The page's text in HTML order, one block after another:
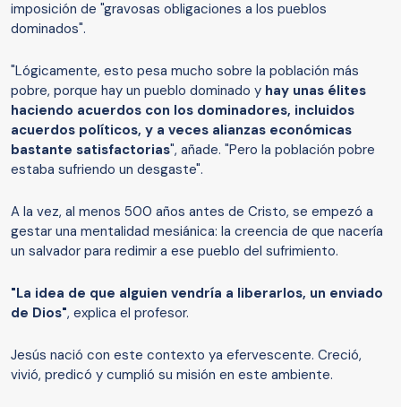
imposición de "gravosas obligaciones a los pueblos
dominados".
"Lógicamente, esto pesa mucho sobre la población más
pobre, porque hay un pueblo dominado y hay unas élites
haciendo acuerdos con los dominadores, incluidos
acuerdos políticos, y a veces alianzas económicas
bastante satisfactorias", añade. "Pero la población pobre
estaba sufriendo un desgaste".
A la vez, al menos 500 años antes de Cristo, se empezó a
gestar una mentalidad mesiánica: la creencia de que nacería
un salvador para redimir a ese pueblo del sufrimiento.
"La idea de que alguien vendría a liberarlos, un enviado
de Dios", explica el profesor.
Jesús nació con este contexto ya efervescente. Creció,
vivió, predicó y cumplió su misión en este ambiente.